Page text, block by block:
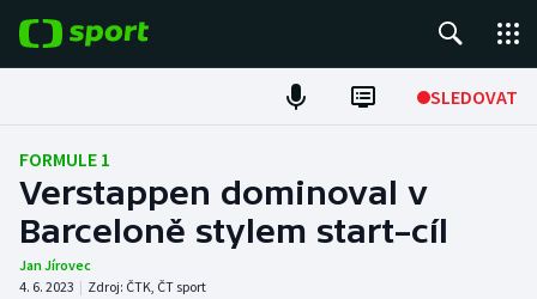
SLEDOVAT
Fotbal
Hokej
Tenis
FORMULE 1
Verstappen dominoval v
Barceloně stylem start–cíl
Jan Jírovec
4. 6. 2023 | Zdroj: ČTK, ČT sport